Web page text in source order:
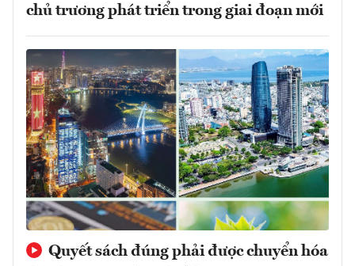
chủ trương phát triển trong giai đoạn mới
Quyết sách đúng phải được chuyển hóa